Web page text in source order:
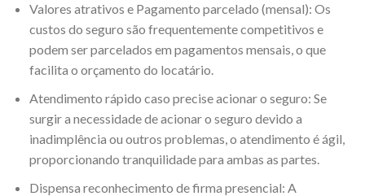
Valores atrativos e Pagamento parcelado (mensal): Os
custos do seguro são frequentemente competitivos e
podem ser parcelados em pagamentos mensais, o que
facilita o orçamento do locatário.
Atendimento rápido caso precise acionar o seguro: Se
surgir a necessidade de acionar o seguro devido a
inadimplência ou outros problemas, o atendimento é ágil,
proporcionando tranquilidade para ambas as partes.
Dispensa reconhecimento de firma presencial: A